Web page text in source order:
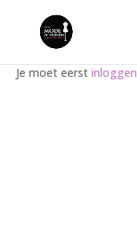
Je moet eerst inloggen